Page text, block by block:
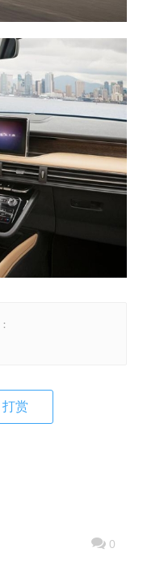
打赏
0